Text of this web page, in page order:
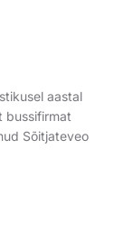
aastal
bussifirmat
Sõitjateveo